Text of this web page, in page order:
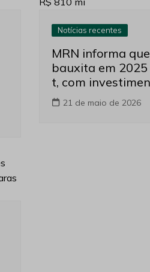
Notícias recentes
MRN informa
bauxita em
t, com
21 de maio de 2026